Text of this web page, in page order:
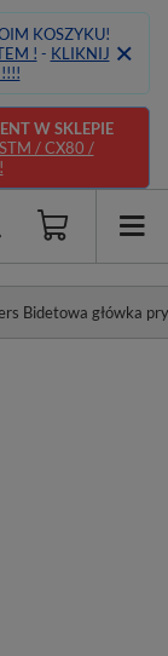
KOSZYKU!
! - KLIKNIJ
W SKLEPIE
/ CX80 /
Bidetowa główka